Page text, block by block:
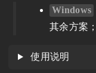
Windows
其余方案；
使用说明